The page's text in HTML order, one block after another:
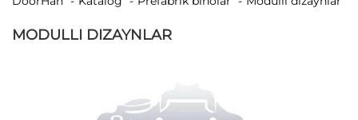
MODULLI DIZAYNLAR